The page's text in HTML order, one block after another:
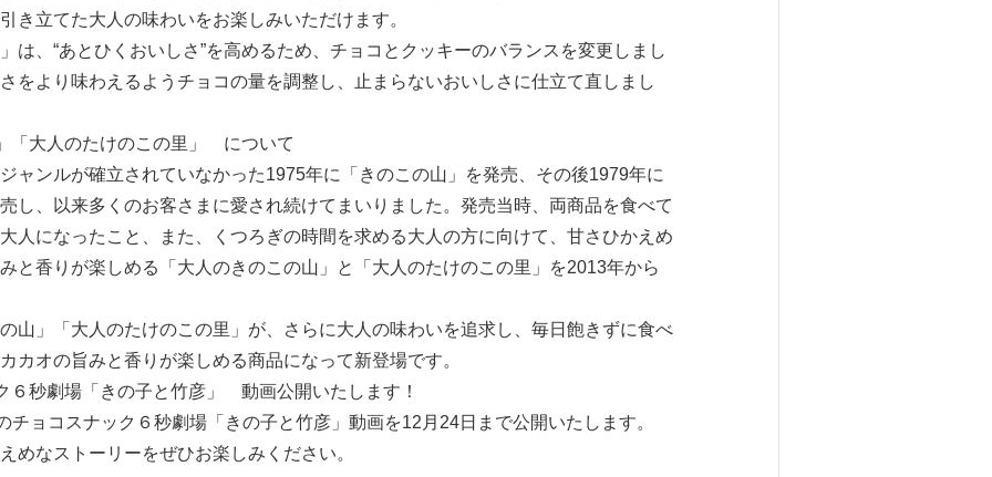
き立てた大人の味わいをお楽しみいただけます。
は、“あとひくおいしさ”を高めるため、チョコとクッキーのバランスを変更しまし
をより味わえるようチョコの量を調整し、止まらないおいしさに仕立て直しまし
「大人のたけのこの里」 について
ャンルが確立されていなかった1975年に「きのこの山」を発売、その後1979年に
し、以来多くのお客さまに愛され続けてまいりました。発売当時、両商品を食べて
人になったこと、また、くつろぎの時間を求める大人の方に向けて、甘さひかえめ
と香りが楽しめる「大人のきのこの山」と「大人のたけのこの里」を2013年から
山」「大人のたけのこの里」が、さらに大人の味わいを追求し、毎日飽きずに食べ
カオの旨みと香りが楽しめる商品になって新登場です。
６秒劇場「きの子と竹彦」 動画公開いたします！
ョコスナック６秒劇場「きの子と竹彦」動画を12月24日まで公開いたします。
なストーリーをぜひお楽しみください。